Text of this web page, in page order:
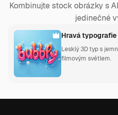
Kombinujte stock obrázky s
jedinečné
Hravá typografie
Lesklý 3D typ s
filmovým světlem.